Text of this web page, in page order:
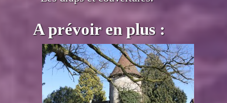
A prévoir en plus :